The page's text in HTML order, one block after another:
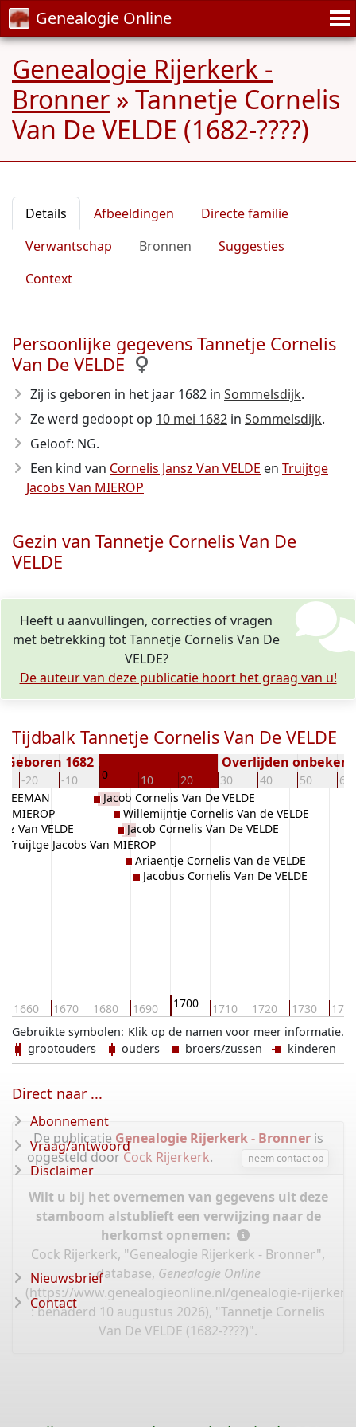
Genealogie Online
Genealogie Rijerkerk -
Bronner » Tannetje Cornelis
Van De VELDE (1682-????)
Details Afbeeldingen
Directe familie
Verwantschap
Bronnen
Suggesties
Context
Persoonlijke gegevens Tannetje Cornelis
Van De VELDE
Zij is geboren in het jaar 1682 in Sommelsdijk.
Ze werd gedoopt op 10 mei 1682 in Sommelsdijk.
Geloof: NG.
Een kind van Cornelis Jansz Van VELDE en Truijtge
Jacobs Van MIEROP
Gezin van Tannetje Cornelis Van De
VELDE
Heeft u aanvullingen, correcties of vragen
met betrekking tot Tannetje Cornelis Van De
VELDE?
De auteur van deze publicatie hoort het graag van u!
Tijdbalk Tannetje Cornelis Van De VELDE
-20 -10 0 10 20 30 40 50 60
Geboren 1682 Overlijden
1660 1670 1680 1690 1700 1710 1720 1730 1740
MIEROP
Van VELDE
Truijtge Jacobs Van MIEROP
Jacob Cornelis Van De VELDE
Willemijntje Cornelis Van de VELDE
Jacob Cornelis Van De VELDE
Ariaentje Cornelis Van de VELDE
Jacobus Cornelis Van De VELDE
Klik op de namen voor meer informatie.
Gebruikte symbolen:
grootouders
ouders broers/zussen kinderen
De publicatie Genealogie Rijerkerk - Bronneris
opgesteld door Cock Rijerkerk. neem contact op
Wilt u bij het overnemen van gegevens uit deze
stamboom alstublieft een verwijzing naar de
herkomst opnemen:
Cock Rijerkerk, "Genealogie Rijerkerk - Bronner",
database, Genealogie Online
(https://www.genealogieonline.nl/genealogie-
: benaderd 10 augustus 2026), "Tannetje Cornelis
Van De VELDE (1682-????)".
Direct naar ...
Abonnement
Vraag/antwoord
Disclaimer
Nieuwsbrief
Contact